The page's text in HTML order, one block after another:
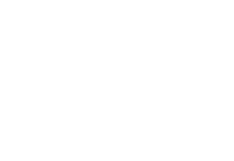
La classe TabbedInterface,
des démos connexes sous forme
une même application web, met
l’approche modulaire et